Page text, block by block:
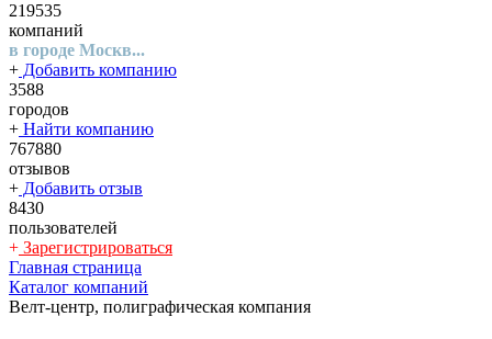
219535
компаний
в городе Москв...
+ Добавить компанию
3588
городов
+ Найти компанию
767880
отзывов
+ Добавить отзыв
8430
пользователей
+ Зарегистрироваться
Главная страница
Каталог компаний
Велт-центр, полиграфическая компания